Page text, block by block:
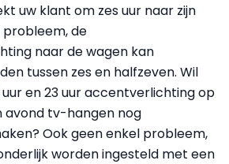
uw klant om zes uur naar zijn
probleem, de
naar de wagen kan
tussen zes en halfzeven. Wil
uur en 23 uur accentverlichting op
avond tv-hangen nog
Ook geen enkel probleem,
worden ingesteld met een